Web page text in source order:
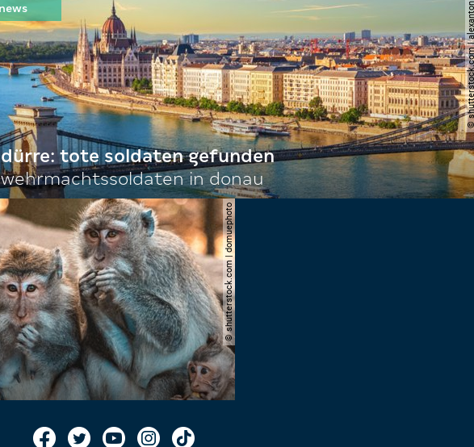
©
dürre: tote soldaten gefunden
wehrmachtssoldaten in donau
© shutterstock.com | domuephoto